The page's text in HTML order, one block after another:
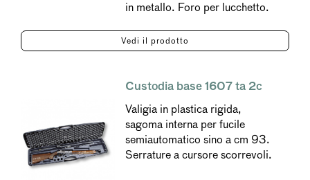
in metallo. Foro per lucchetto.
Vedi il prodotto
Custodia base 1607 ta 2c
Valigia in plastica rigida,
sagoma interna per fucile
semiautomatico sino a cm 93.
Serrature a cursore scorrevoli.